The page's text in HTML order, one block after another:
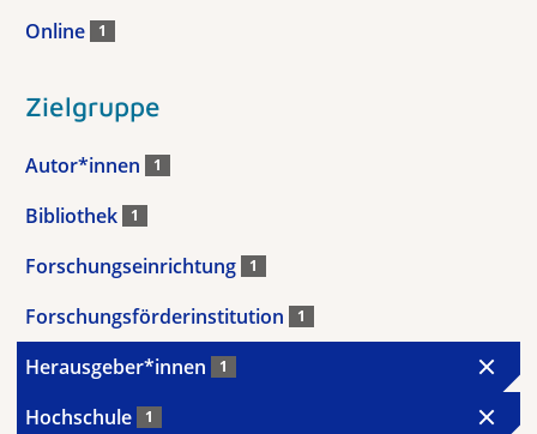
Online 1
Zielgruppe
Autor*innen 1
Bibliothek 1
Forschungseinrichtung 1
Forschungsförderinstitution 1
Herausgeber*innen 1
Hochschule 1